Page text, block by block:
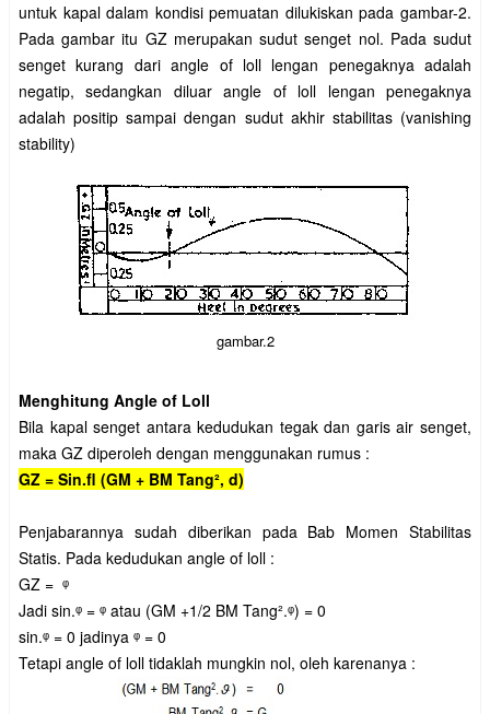
untuk kapal dalam kondisi pemuatan dilukiskan pada gambar-2.
Pada gambar itu GZ merupakan sudut senget nol. Pada sudut
senget kurang dari angle of loll lengan penegaknya adalah
negatip, sedangkan diluar angle of loll lengan penegaknya
adalah positip sampai dengan sudut akhir stabilitas (vanishing
stability)
gambar.2
Menghitung Angle of Loll
Bila kapal senget antara kedudukan tegak dan garis air senget,
maka GZ diperoleh dengan menggunakan rumus :
GZ = Sin.fl (GM + BM Tang², d)
Penjabarannya sudah diberikan pada Bab Momen Stabilitas
Statis. Pada kedudukan angle of loll :
GZ = ᵠ
Jadi sin.ᵠ = ᵠ atau (GM +1/2 BM Tang².ᵠ) = 0
sin.ᵠ = 0 jadinya ᵠ = 0
Tetapi angle of loll tidaklah mungkin nol, oleh karenanya :